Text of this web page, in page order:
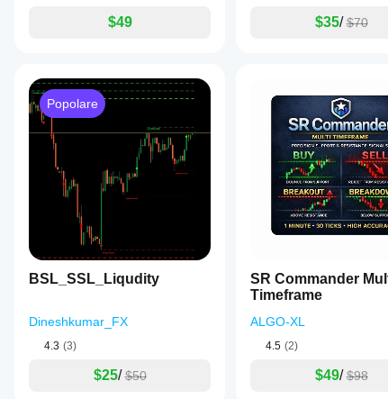
$49 $35/ $70
Popolare
BSL_SSL_Liqudity
Dineshkumar_FX
4.3 (3)
$25/ $50
SR Commander
Timeframe
ALGO-XL
4.5 (2)
$49/ $98